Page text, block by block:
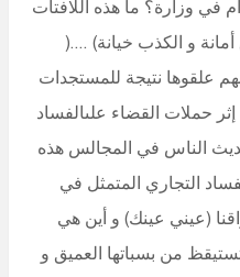
في وزارة؟ ما هذه اللافتات
و الكذب خيانة) ….(
علقوها نتيجة للمستجدات
حملات القضاء علىالفساد
الناس في المجالس هذه
التجاري المتمثل في
(عيني عينك) و أين هي
من بسباتها العميق و